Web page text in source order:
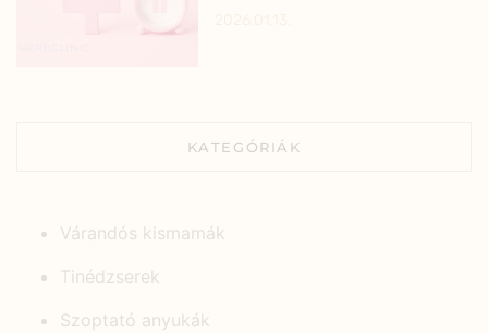
KATEGÓRIÁK
Várandós kismamák
Tinédzserek
Szoptató anyukák